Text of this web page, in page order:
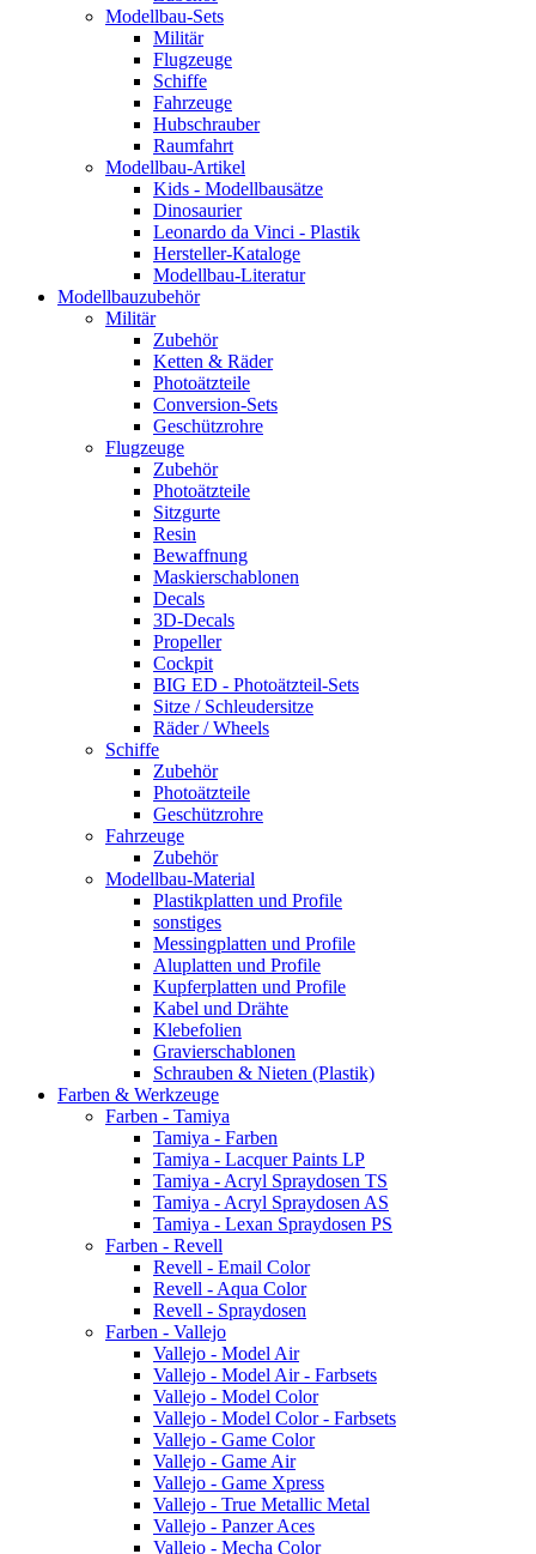
Modellbau-Sets
Militär
Flugzeuge
Schiffe
Fahrzeuge
Hubschrauber
Raumfahrt
Modellbau-Artikel
Kids - Modellbausätze
Dinosaurier
Leonardo da Vinci - Plastik
Hersteller-Kataloge
Modellbau-Literatur
Modellbauzubehör
Militär
Zubehör
Ketten & Räder
Photoätzteile
Conversion-Sets
Geschützrohre
Flugzeuge
Zubehör
Photoätzteile
Sitzgurte
Resin
Bewaffnung
Maskierschablonen
Decals
3D-Decals
Propeller
Cockpit
BIG ED - Photoätzteil-Sets
Sitze / Schleudersitze
Räder / Wheels
Schiffe
Zubehör
Photoätzteile
Geschützrohre
Fahrzeuge
Zubehör
Modellbau-Material
Plastikplatten und Profile
sonstiges
Messingplatten und Profile
Aluplatten und Profile
Kupferplatten und Profile
Kabel und Drähte
Klebefolien
Gravierschablonen
Schrauben & Nieten (Plastik)
Farben & Werkzeuge
Farben - Tamiya
Tamiya - Farben
Tamiya - Lacquer Paints LP
Tamiya - Acryl Spraydosen TS
Tamiya - Acryl Spraydosen AS
Tamiya - Lexan Spraydosen PS
Farben - Revell
Revell - Email Color
Revell - Aqua Color
Revell - Spraydosen
Farben - Vallejo
Vallejo - Model Air
Vallejo - Model Air - Farbsets
Vallejo - Model Color
Vallejo - Model Color - Farbsets
Vallejo - Game Color
Vallejo - Game Air
Vallejo - Game Xpress
Vallejo - True Metallic Metal
Vallejo - Panzer Aces
Vallejo - Mecha Color